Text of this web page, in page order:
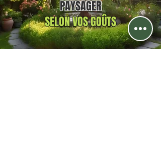
PAYSAGER
SELON VOS GOÛTS